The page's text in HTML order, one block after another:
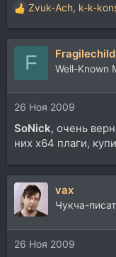
Р
е
а
и
и
:
Zvuk-Ach, k-k-
F Fragilechild
Well-Known
26 Ноя 2009
SoNick, очень
них x64 плаги,
vax
Чукча-
26 Ноя 2009